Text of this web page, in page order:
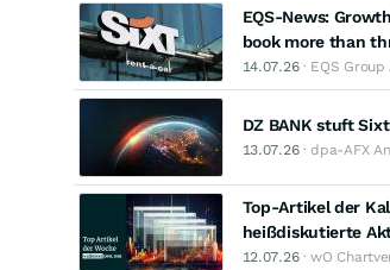
EQS-News:
book more than
14.07.26· EQS Group
DZ BANK stuft
13.07.26· dpa-AFX
Top-Artikel der
heißdiskutierte
12.07.26· wO